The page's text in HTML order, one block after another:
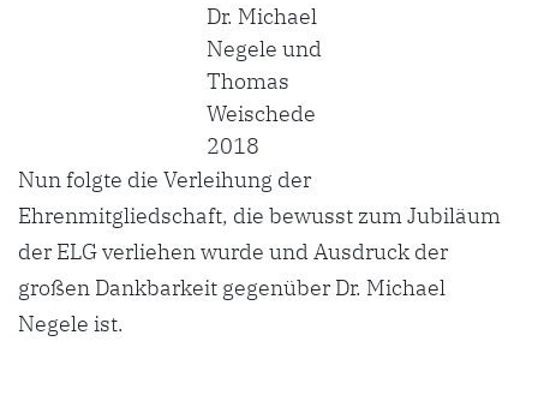
Dr. Michael
Negele und
Thomas
Weischede
2018
Nun folgte die Verleihung der
Ehrenmitgliedschaft, die bewusst zum Jubiläum
der ELG verliehen wurde und Ausdruck der
großen Dankbarkeit gegenüber Dr. Michael
Negele ist.